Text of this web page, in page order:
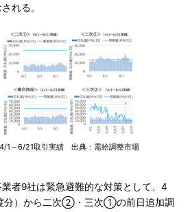
れる。
1～6/21取引実績 出典：需給調整市場
者9社は緊急避難的な対策として、4
分）から二次②・三次①の前日追加調